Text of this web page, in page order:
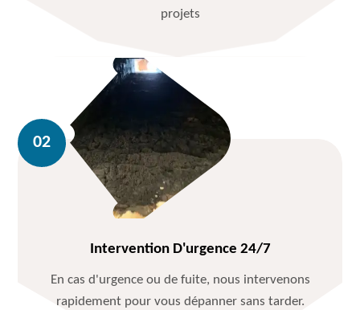
projets
Intervention D'urgence 24/7
En cas d'urgence ou de fuite, nous intervenons
rapidement pour vous dépanner sans tarder.